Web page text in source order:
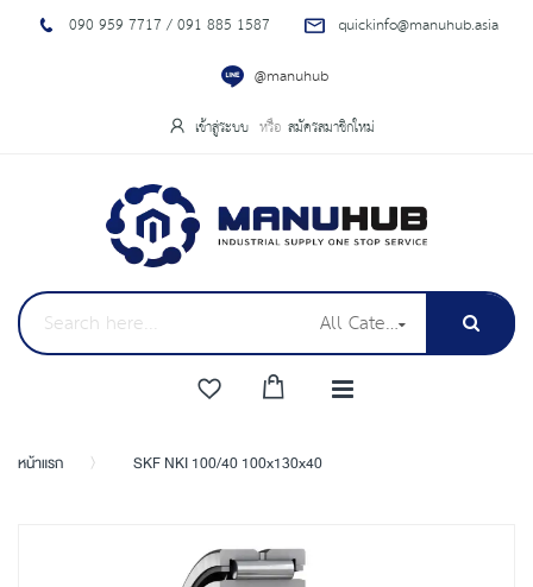
090 959 7717 / 091 885 1587
quickinfo@manuhub.asia
@manuhub
เข้าสู่ระบบ สมัครสมาชิกใหม่
All Categories
หน้าแรก SKF NKI 100/40 100x130x40
to